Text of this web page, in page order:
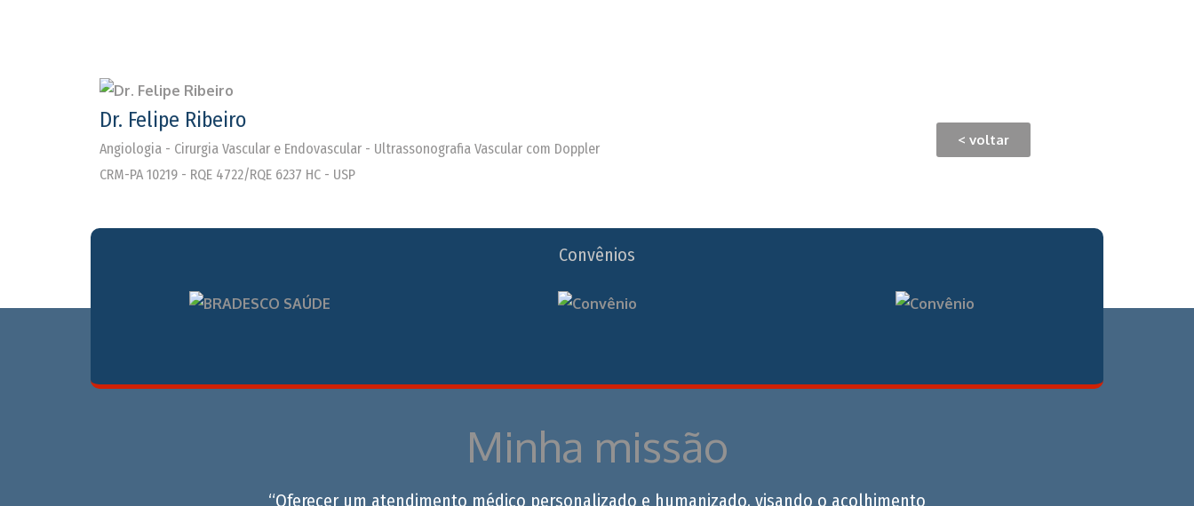
Dr. Felipe Ribeiro
Angiologia - Cirurgia Vascular e Endovascular - Ultrassonografia Vascular com Doppler
CRM-PA 10219 - RQE 4722/RQE 6237 HC - USP
< voltar
Convênios
Minha missão
“Oferecer um atendimento médico personalizado e humanizado, visando o acolhimento